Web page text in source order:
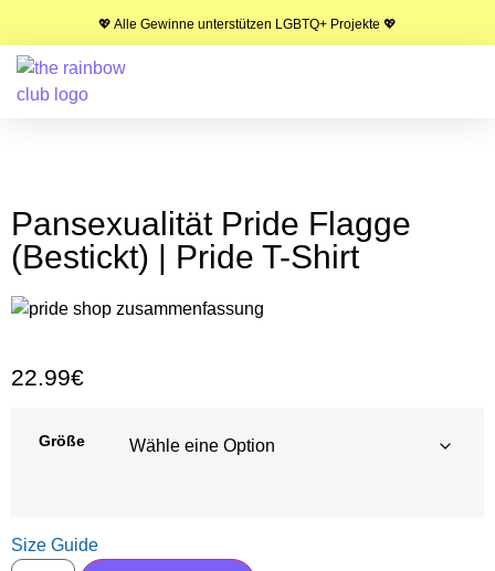
💖 Alle Gewinne unterstützen LGBTQ+ Projekte 💖
Pansexualität Pride Flagge
(Bestickt) | Pride T-Shirt
22.99€
Größe
Size Guide